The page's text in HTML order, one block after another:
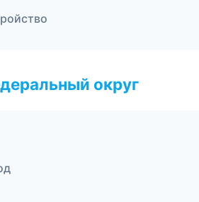
округ